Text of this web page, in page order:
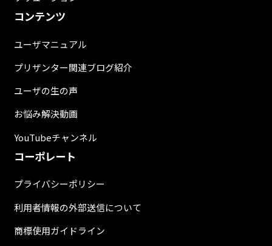
コンテンツ
ユーザマニュアル
プリザンター関連ブログ紹介
ユーザの生の声
お悩み解決動画
YouTubeチャンネル
コーポレート
プライバシーポリシー
利用者情報の外部送信について
商標使用ガイドライン